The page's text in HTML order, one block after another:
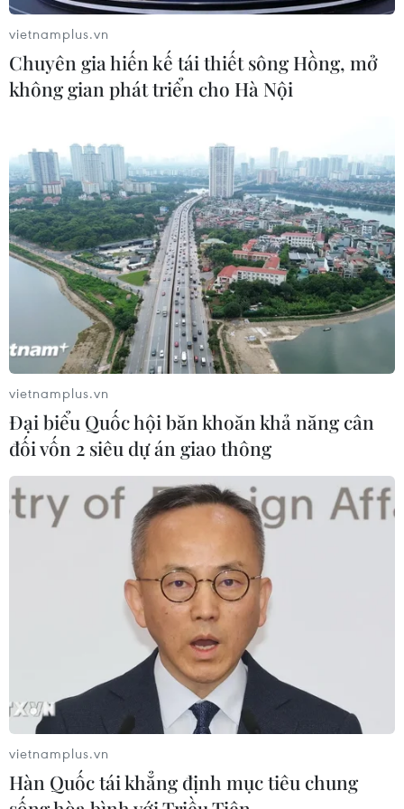
Đồng Nai: Bé trai 4 tuổi suy đa tạng
sau thời gian dài chỉ uống sữa tươi
30/07/2026 05:45
Hơn 300 doanh nghiệp tham gia
Triển lãm quốc tế chuyên ngành y
dược
30/07/2026 05:02
Xem thêm
CƠ QUAN CHỦ QUẢN: THÔNG TẤN XÃ VIỆT NAM
Tổng Biên tập: TRẦN TIẾN DUẨN
Phó Tổng Biên tập: NGUYỄN THỊ TÁM, KHÚC THANH
THỦY
Quy định sử dụng
Hỗ trợ
TTXVN
Quảng cáo
Liên hệ
Giấy phép số: 1374/GP-BTTTT do Bộ Thông tin và Truyền thông
vietnamplus.vn
Chuyên gia hiến kế tái thiết sông Hồng, mở
không gian phát triển cho Hà Nội
vietnamplus.vn
Đại biểu Quốc hội băn khoăn khả năng cân
đối vốn 2 siêu dự án giao thông
vietnamplus.vn
Hàn Quốc tái khẳng định mục tiêu chung